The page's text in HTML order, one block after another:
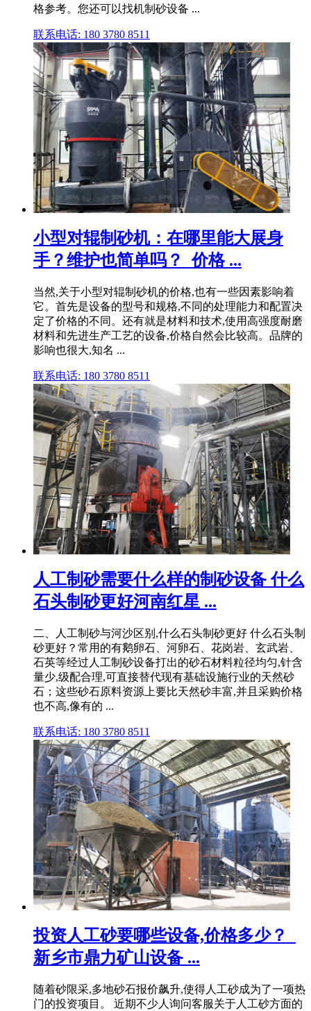
格参考。您还可以找机制砂设备 ...
联系电话: 180 3780 8511
小型对辊制砂机：在哪里能大展身
手？维护也简单吗？_价格 ...
当然,关于小型对辊制砂机的价格,也有一些因素影响着
它。首先是设备的型号和规格,不同的处理能力和配置决
定了价格的不同。还有就是材料和技术,使用高强度耐磨
材料和先进生产工艺的设备,价格自然会比较高。品牌的
影响也很大,知名 ...
联系电话: 180 3780 8511
人工制砂需要什么样的制砂设备 什么
石头制砂更好河南红星 ...
二、人工制砂与河沙区别,什么石头制砂更好 什么石头制
砂更好？常用的有鹅卵石、河卵石、花岗岩、玄武岩、
石英等经过人工制砂设备打出的砂石材料粒径均匀,针含
量少,级配合理,可直接替代现有基础设施行业的天然砂
石；这些砂石原料资源上要比天然砂丰富,并且采购价格
也不高,像有的 ...
联系电话: 180 3780 8511
投资人工砂要哪些设备,价格多少？_
新乡市鼎力矿山设备 ...
随着砂限采,多地砂石报价飙升,使得人工砂成为了一项热
门的投资项目。 近期不少人询问客服关于人工砂方面的